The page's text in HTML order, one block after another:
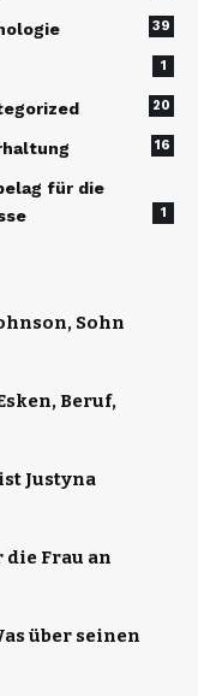
39
1
20
16
für die
1
Sohn
Beruf,
Justyna
Frau an
über seinen